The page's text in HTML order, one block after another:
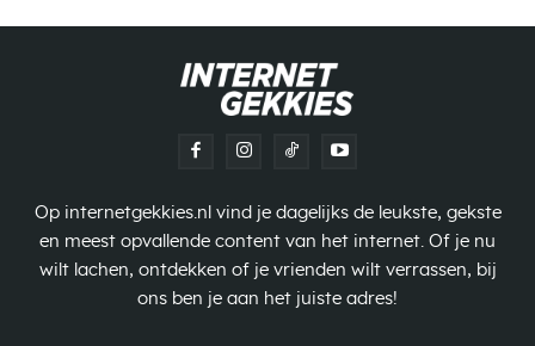
Op internetgekkies.nl vind je dagelijks de leukste, gekste
en meest opvallende content van het internet. Of je nu
wilt lachen, ontdekken of je vrienden wilt verrassen, bij
ons ben je aan het juiste adres!